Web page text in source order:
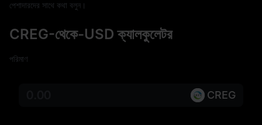
পেশাদারদের সাথে কথা বলুন।
CREG-থেকে-USD ক্যালকুলেটর
পরিমাণ
CREG